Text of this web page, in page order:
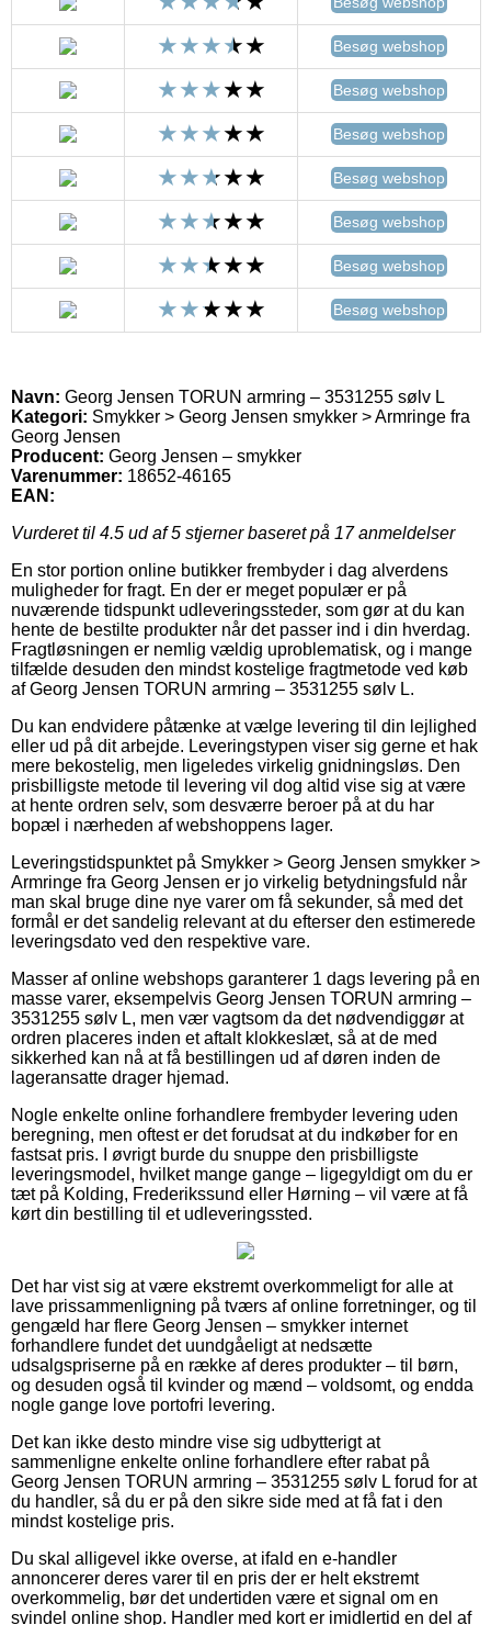
Besøg webshop
Besøg webshop
Besøg webshop
Besøg webshop
Besøg webshop
Besøg webshop
Besøg webshop
Navn: Georg Jensen TORUN armring – 3531255 sølv L
Kategori: Smykker > Georg Jensen smykker > Armringe fra
Georg Jensen
Producent: Georg Jensen – smykker
Varenummer: 18652-46165
EAN:
Vurderet til 4.5 ud af 5 stjerner baseret på 17anmeldelser
En stor portion online butikker frembyder i dag alverdens
muligheder for fragt. En der er meget populær er på
nuværende tidspunkt udleveringssteder, som gør at du kan
hente de bestilte produkter når det passer ind i din hverdag.
Fragtløsningen er nemlig vældig uproblematisk, og i mange
tilfælde desuden den mindst kostelige fragtmetode ved køb
af Georg Jensen TORUN armring – 3531255 sølv L.
Du kan endvidere påtænke at vælge levering til din lejlighed
eller ud på dit arbejde. Leveringstypen viser sig gerne et hak
mere bekostelig, men ligeledes virkelig gnidningsløs. Den
prisbilligste metode til levering vil dog altid vise sig at være
at hente ordren selv, som desværre beroer på at du har
bopæl i nærheden af webshoppens lager.
Leveringstidspunktet på Smykker > Georg Jensen smykker >
Armringe fra Georg Jensen er jo virkelig betydningsfuld når
man skal bruge dine nye varer om få sekunder, så med det
formål er det sandelig relevant at du efterser den estimerede
leveringsdato ved den respektive vare.
Masser af online webshops garanterer 1 dags levering på en
masse varer, eksempelvis Georg Jensen TORUN armring –
3531255 sølv L, men vær vagtsom da det nødvendiggør at
ordren placeres inden et aftalt klokkeslæt, så at de med
sikkerhed kan nå at få bestillingen ud af døren inden de
lageransatte drager hjemad.
Nogle enkelte online forhandlere frembyder levering uden
beregning, men oftest er det forudsat at du indkøber for en
fastsat pris. I øvrigt burde du snuppe den prisbilligste
leveringsmodel, hvilket mange gange – ligegyldigt om du er
tæt på Kolding, Frederikssund eller Hørning – vil være at få
kørt din bestilling til et udleveringssted.
Det har vist sig at være ekstremt overkommeligt for alle at
lave prissammenligning på tværs af online forretninger, og til
gengæld har flere Georg Jensen – smykker internet
forhandlere fundet det uundgåeligt at nedsætte
udsalgspriserne på en række af deres produkter – til børn,
og desuden også til kvinder og mænd – voldsomt, og endda
nogle gange love portofri levering.
Det kan ikke desto mindre vise sig udbytterigt at
sammenligne enkelte online forhandlere efter rabat på
Georg Jensen TORUN armring – 3531255 sølv L forud for at
du handler, så du er på den sikre side med at få fat i den
mindst kostelige pris.
Du skal alligevel ikke overse, at ifald en e-handler
annoncerer deres varer til en pris der er helt ekstremt
overkommelig, bør det undertiden være et signal om en
svindel online shop. Handler med kort er imidlertid en del af